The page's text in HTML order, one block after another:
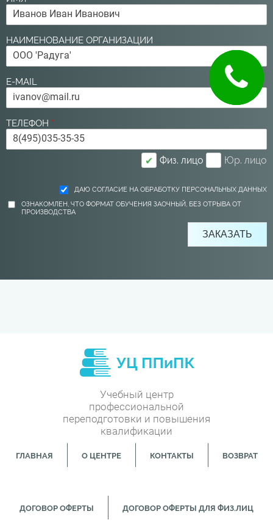
НАИМЕНОВАНИЕ ОРГАНИЗАЦИИ
E-MAIL
ТЕЛЕФОН *
✔ Физ. лицо Юр. лицо
ДАЮ СОГЛАСИЕ НА ОБРАБОТКУ ПЕРСОНАЛЬНЫХ ДАННЫХ
ОЗНАКОМЛЕН, ЧТО ФОРМАТ ОБУЧЕНИЯ ЗАОЧНЫЙ, БЕЗ ОТРЫВА ОТ
ПРОИЗВОДСТВА
Учебный центр
профессиональной
переподготовки и повышения
квалификации
ГЛАВНАЯ О ЦЕНТРЕ КОНТАКТЫ ВОЗВРАТ
ДОГОВОР ОФЕРТЫ ДОГОВОР ОФЕРТЫ ДЛЯ ФИЗ.ЛИЦ